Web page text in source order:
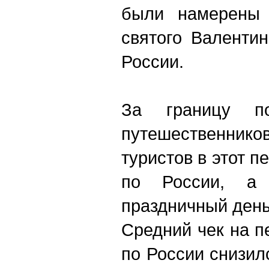
были намерены
святого
России.
За границу
туристов в этот
по России,
праздничный
Средний чек на
по России